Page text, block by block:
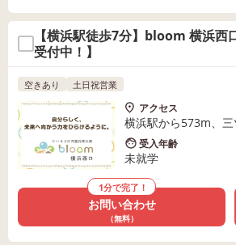
【横浜駅徒歩7分】bloom 横浜西
受付中！】
空きあり 土日祝営業
アクセス
横浜駅から573m、
受入年齢
未就学
1分で完了！
お問い合わせ
（無料）